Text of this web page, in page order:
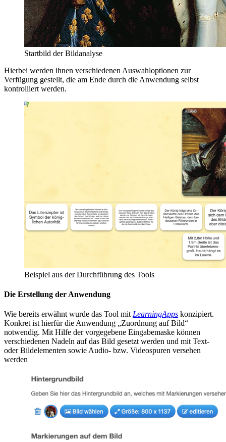
Startbild der Bildanalyse
Hierbei werden ihnen verschiedenen Auswahloptionen zur
Verfügung gestellt, die am Ende durch die Anwendung selbst
kontrolliert werden.
Beispiel aus der Durchführung des Tools
Die Erstellung der Anwendung
Wie bereits erwähnt wurde das Tool mit LearningApps konzipiert.
Konkret ist hierfür die Anwendung „Zuordnung auf Bild“
notwendig. Mit Hilfe der vorgegebene Eingabemaske können
verschiedenen Nadeln auf das Bild gesetzt werden und mit Text-
oder Bildelementen sowie Audio- bzw. Videospuren versehen
werden